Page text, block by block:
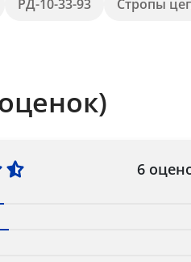
РД-10-33-93 Стропы
6